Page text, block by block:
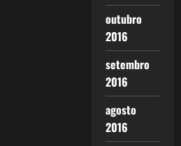
outubro
2016
setembro
2016
agosto
2016